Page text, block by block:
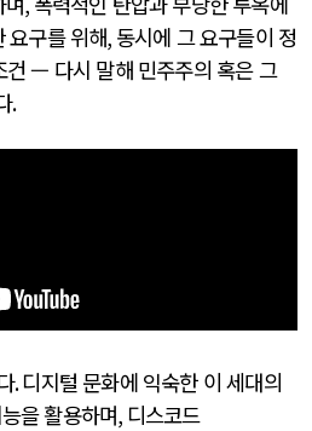
요구를 위해, 동시에 그 요구들이 정
건 — 다시 말해 민주주의 혹은 그
.
.디지털 문화에 익숙한 이 세대의
을 활용하며, 디스코드